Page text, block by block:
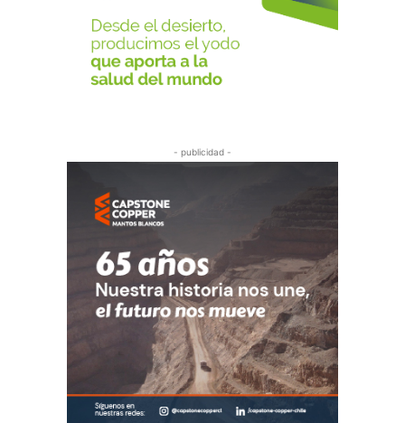
- publicidad -